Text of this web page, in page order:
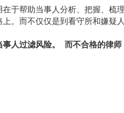
于帮助当事人分析、把握、梳
。而不仅仅是到看守所和嫌疑
人过滤风险。 而不合格的律师